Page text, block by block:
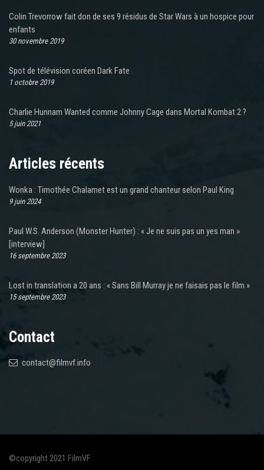
Colin Trevorrow fait don de ses 9 résidus de Star Wars à un hospice pour
enfants
30 novembre 2019
Spot de télévision coréen Dark Fate
1 octobre 2019
Charlie Hunnam Wanted comme Johnny Cage dans Mortal Kombat 2 ?
5 juin 2021
Articles récents
Wonka : Timothée Chalamet est un grand chanteur selon Paul King
9 juin 2024
Paul W.S. Anderson (Monster Hunter) : « Je ne suis pas un yes man »
[interview]
16 septembre 2023
Lost in translation a 20 ans : « Sans Bill Murray je ne faisais pas le film »
15 septembre 2023
Contact
contact@filmvf.info
©copyright 2021 FilmVF